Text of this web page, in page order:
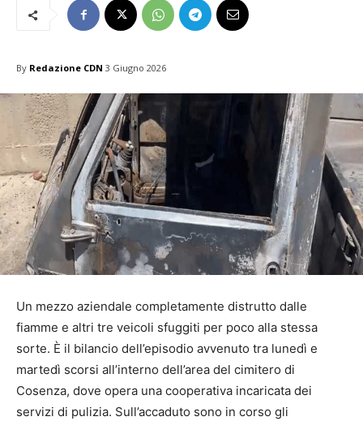
By Redazione CDN 3 Giugno 2026
Un mezzo aziendale completamente distrutto dalle
fiamme e altri tre veicoli sfuggiti per poco alla stessa
sorte. È il bilancio dell’episodio avvenuto tra lunedì e
martedì scorsi all’interno dell’area del cimitero di
Cosenza, dove opera una cooperativa incaricata dei
servizi di pulizia. Sull’accaduto sono in corso gli